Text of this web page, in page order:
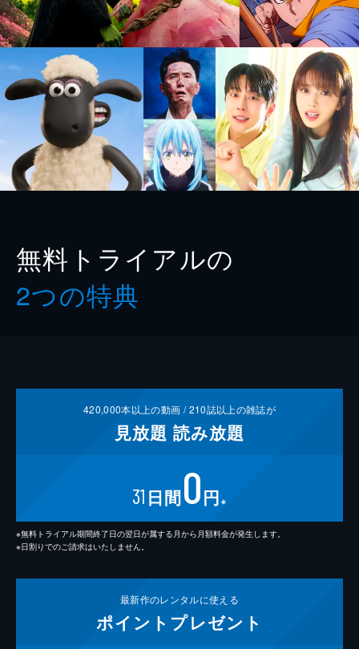
無料トライアルの
2つの特典
420,000本以上の動画 /210誌以上の雑誌が
見放題 読み放題
31 日間0円 ※
※無料トライアル期間終了日の翌日が属する月から月額料金が発生します。
※日割りでのご請求はいたしません。
最新作のレンタルに使える
ポイント プレゼント